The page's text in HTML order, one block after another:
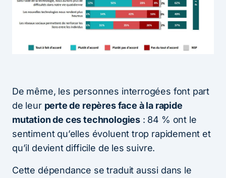
De même, les personnes interrogées font part
de leur perte de repères face à la rapide
mutation de ces technologies: 84 % ont le
sentiment qu’elles évoluent trop rapidement et
qu’il devient difficile de les suivre.
Cette dépendance se traduit aussi dans le